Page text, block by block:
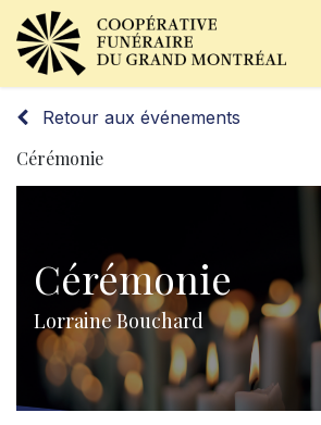
Retour aux événements
Cérémonie
Cérémonie
Lorraine Bouchard